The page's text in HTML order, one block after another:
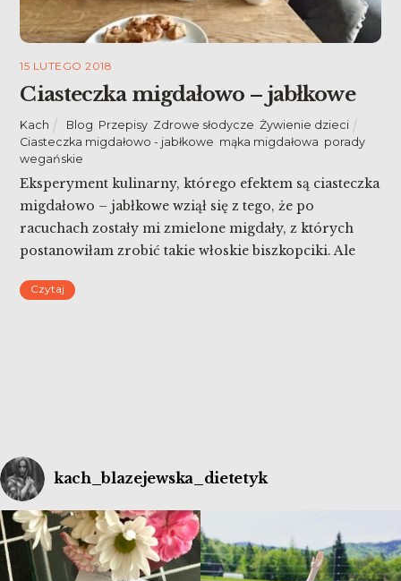
15 LUTEGO 2018
Ciasteczka migdałowo – jabłkowe
Kach Blog Przepisy Zdrowe słodycze ,Żywienie dzieci
Ciasteczka migdałowo - jabłkowe mąka migdałowa porady
wegańskie
Eksperyment kulinarny, którego efektem są ciasteczka
migdałowo – jabłkowe wziął się z tego, że po
racuchach zostały mi zmielone migdały, z których
postanowiłam zrobić takie włoskie biszkopciki. Ale
spał i nie miałam jak wyjść do sklepu więc…
Czytaj
kach_blazejewska_dietetyk